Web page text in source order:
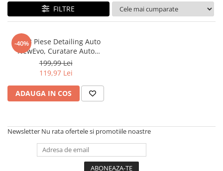
Maturi, mopuri si galeti
Organizare si depozitare
Pistoale de lipit
Termometre bucatarie
Tigai si Seturi
Unelte si aparate de masura
Uscatoare Rufe
Vopsele si Pigmenti
Console, Jocuri & Accesorii
Electrocasnice & Climatizare
FILTRE
-40%
Set 23 Piese Detailing Auto
NewEvo, Curatare Auto
Interior si Exterior, Geanta
Transport si Depozitare
Inclusa, Negru Galben
199,99 Lei
119,97 Lei
ADAUGA IN COS
Newsletter Nu rata ofertele si promotiile noastre